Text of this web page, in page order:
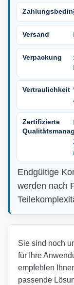
Versand
Verpackung
Vertraulichkeit
Zertifizierte
Endgültige
werden nach
Sie sind noch
für Ihre
empfehlen
passende